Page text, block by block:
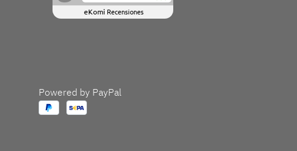
eKomi Recensiones
Powered by PayPal